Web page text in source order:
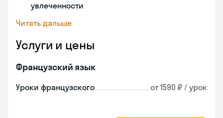
увлеченности
Читать дальше
Услуги и цены
Французский язык
Уроки французского от 1590 ₽ / урок